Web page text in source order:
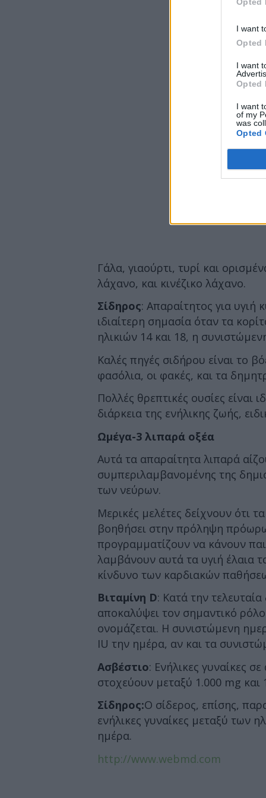
I want
Opted
I want
Opted
I want
of my
was
Opted
Γάλα, γιαούρτι, τυρί και
λάχανο, και κινέζικο λάχανο.
Σίδηρος: Απαραίτητος για υγιή
ιδιαίτερη σημασία όταν τα
ηλικιών 14 και 18, η
Καλές πηγές σιδήρου είναι το
φασόλια, οι φακές, και τα
Πολλές θρεπτικές ουσίες είναι
διάρκεια της ενήλικης ζωής,
Ωμέγα-3 λιπαρά οξέα
Αυτά τα απαραίτητα λιπαρά
συμπεριλαμβανομένης της
των νεύρων.
Μερικές μελέτες δείχνουν ότι
βοηθήσει στην πρόληψη
προγραμματίζουν να κάνουν
λαμβάνουν αυτά τα υγιή έλαια
κίνδυνο των καρδιακών
Βιταμίνη D: Κατά την
αποκαλύψει τον σημαντικό
ονομάζεται. Η συνιστώμενη
IU την ημέρα, αν και τα
Ασβέστιο: Ενήλικες γυναίκες
στοχεύουν μεταξύ 1.000 mg
Σίδηρος:Ο σίδερος, επίσης,
ενήλικες γυναίκες μεταξύ των
ημέρα.
http://www.webmd.com